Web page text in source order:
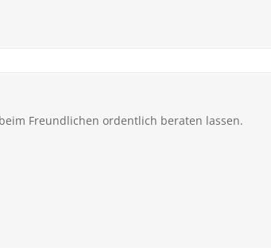
Freundlichen ordentlich beraten lassen.